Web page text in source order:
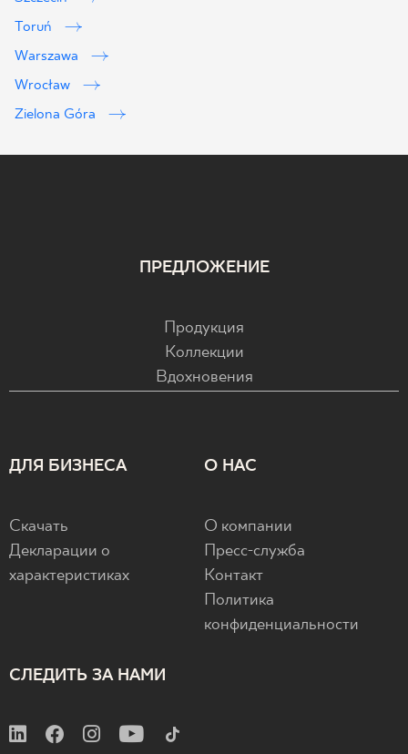
Toruń
Warszawa
Wrocław
Zielona Góra
ПРЕДЛОЖЕНИЕ
Продукция
Коллекции
Вдохновения
ДЛЯ БИЗНЕСА
Скачать
Декларации о
характеристиках
О НАС
О компании
Пресс-служба
Контакт
Политика
конфиденциальности
СЛЕДИТЬ ЗА НАМИ